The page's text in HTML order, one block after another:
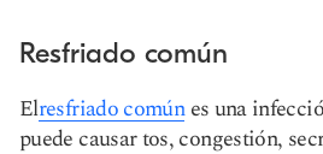
Resfriado común
Elresfriado comúnes una
puede causar tos, congestión,